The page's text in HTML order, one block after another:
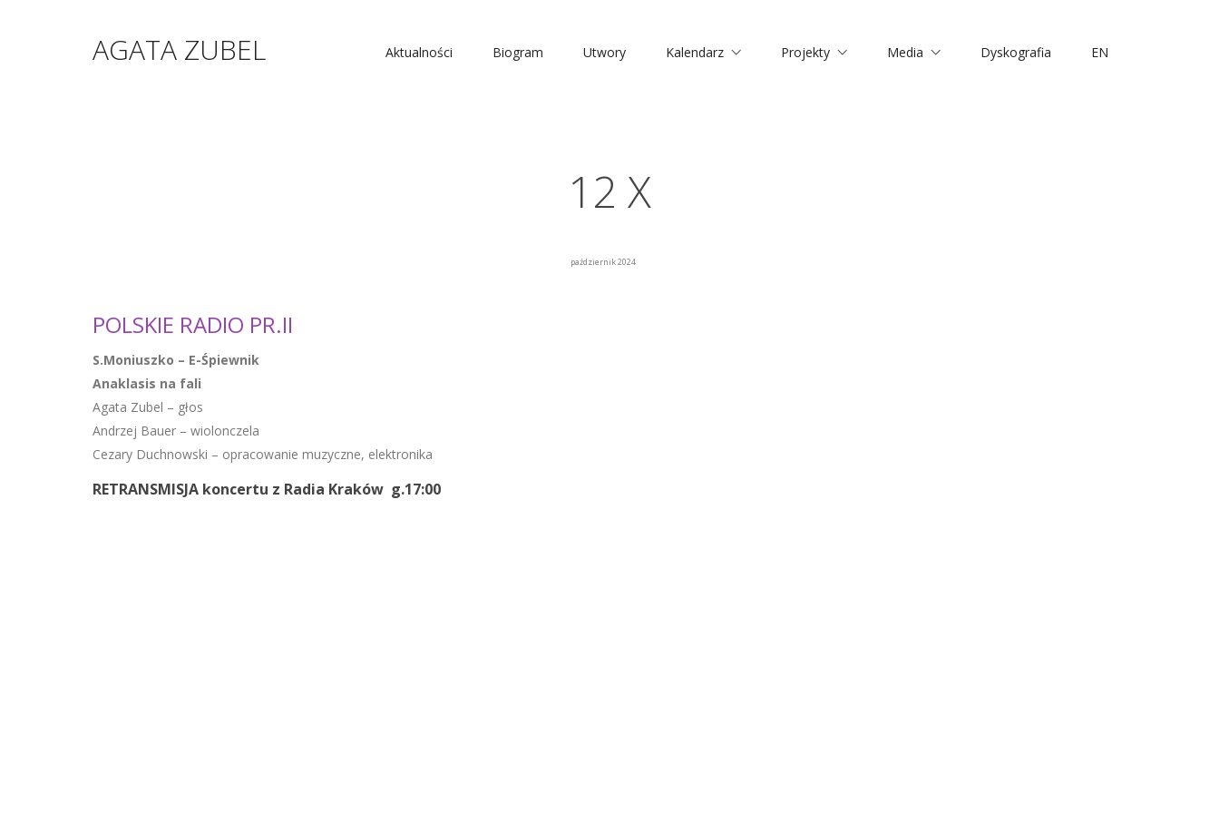
AGATA ZUBEL Aktualności Biogram Utwory Kalendarz Projekty Media Dyskografia EN
12 X
październik 2024
POLSKIE RADIO PR.II
S.Moniuszko – E-Śpiewnik
Anaklasis na fali
Agata Zubel – głos
Andrzej Bauer – wiolonczela
Cezary Duchnowski – opracowanie muzyczne, elektronika
RETRANSMISJA koncertu z Radia Kraków g.17:00